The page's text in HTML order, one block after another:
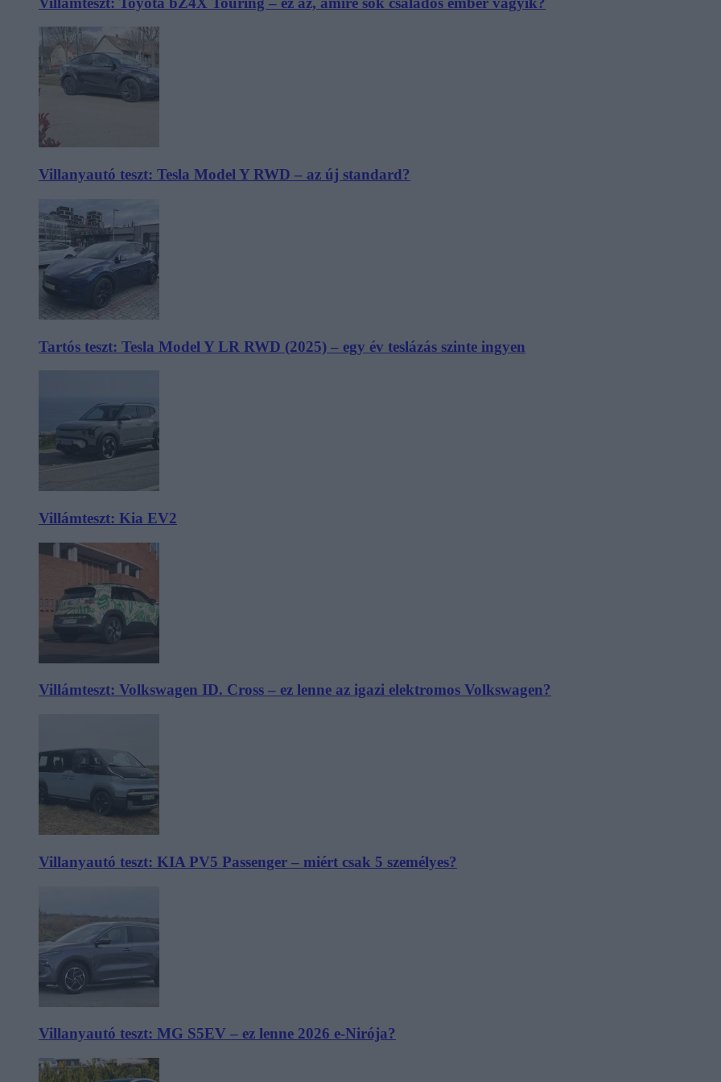
Villanyautó teszt: Tesla Model Y RWD – az új standard?
Tartós teszt: Tesla Model Y LR RWD (2025) – egy év teslázás szinte ingyen
Villámteszt: Kia EV2
Villámteszt: Volkswagen ID. Cross – ez lenne az igazi elektromos Volkswagen?
Villanyautó teszt: KIA PV5 Passenger – miért csak 5 személyes?
Villanyautó teszt: MG S5EV – ez lenne 2026 e-Nirója?